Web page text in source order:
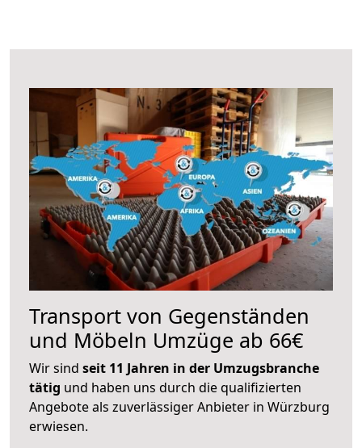
Transport von Gegenständen
und Möbeln Umzüge ab 66€
Wir sind seit 11 Jahren in der Umzugsbranche
tätig und haben uns durch die qualifizierten
Angebote als zuverlässiger Anbieter in Würzburg
erwiesen.